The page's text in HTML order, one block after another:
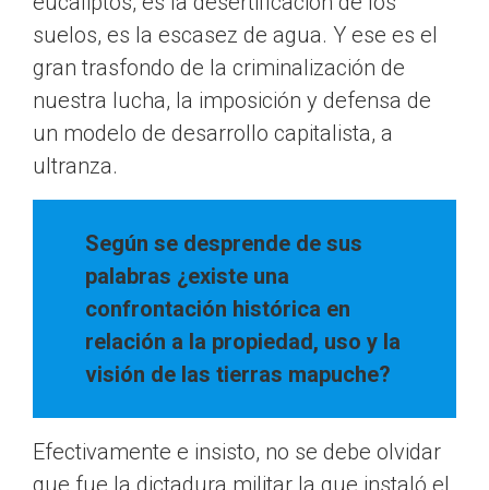
suelos, es la escasez de agua. Y ese es el
gran trasfondo de la criminalización de
nuestra lucha, la imposición y defensa de
un modelo de desarrollo capitalista, a
ultranza.
Según se desprende de sus
palabras ¿existe una
confrontación histórica en
relación a la propiedad, uso y la
visión de las tierras mapuche?
Efectivamente e insisto, no se debe olvidar